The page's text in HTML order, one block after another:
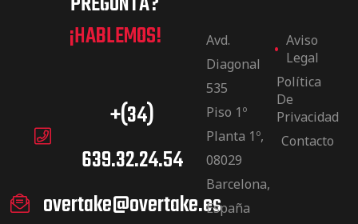
¡HABLEMOS!
+(34)
639.32.24.54
overtake@overtake.es
Avd.
Diagonal
535
Piso 1º
Planta 1º,
08029
Barcelona,
España
Aviso
Legal
Política
De
Privacidad
Contacto